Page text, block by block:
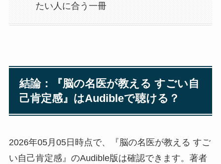
たい人に合う一冊
結論：『脳の名医が教える すごい自
己肯定感』はAudibleで聴ける？
2026年05月05日時点で、『脳の名医が教える すご
い自己肯定感』のAudible版は確認できます。著者